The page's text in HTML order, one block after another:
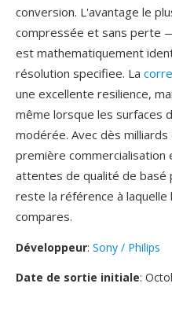
conversion. L'avantage le
compressée et sans perte
est mathematiquement
résolution specifiee. La
une excellente resilience,
même lorsque les surfaces
modérée. Avec dès
première commercialisation
attentes de qualité de basé
reste la référence à
compares.
Développeur: Sony / Philips
Date de sortie initiale: